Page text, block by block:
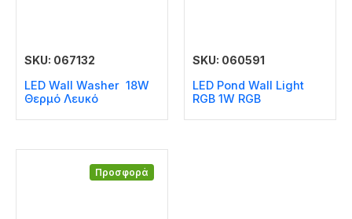
SKU: 067132
LED Wall Washer 18W
Θερμό Λευκό
SKU: 060591
LED Pond Wall Light
RGB 1W RGB
Προσφορά